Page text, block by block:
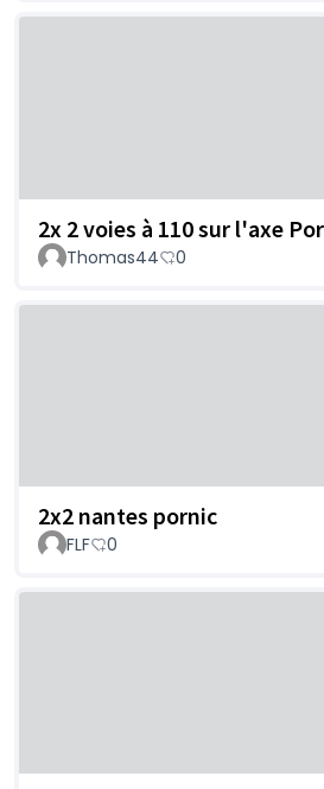
2x 2 voies à 110 sur l'axe
Thomas44 0
2x2 nantes pornic
FLF 0